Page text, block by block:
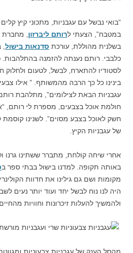
“בואי נבשל עם עגבניות, מתכוני קיץ
במטבח”, הצעתי לרותם ליברזון, מחברת
בשלנית מהוללת, עורכת סדנאות בישול,
כלבבי. רותם נענתה להזמנה בהתלהבות.
לסטודיו להתארח, לבשל, לטעום ולחלוק
בינינו כל כך הרבה מהמשותף. ” אילו
עגבניות הבאת לצילומים”, מתלהבת
חולמת אוכל בצבעים, מספרת לי רותם,
חשק לאוכל בצבע מסוים”. לשנינו
של עגבניות הקיץ.
אחרי שיחה קולחת, מתברר ששתינו גרנו
באותה תקופה. למדנו בישול בבתי ספר ב
מקומות ושם גם גילינו את חדוות
היה לנו נוח לבשל יחד ועוד יותר נעים
ולהמשיך להעלות זיכרונות וחוויות